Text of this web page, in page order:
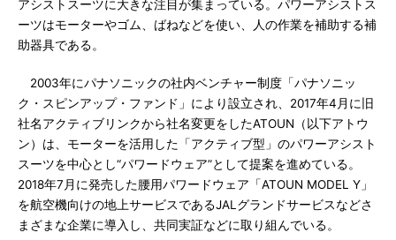
アシストスーツに大きな注目が集まっている。パワーアシストス
ーツはモーターやゴム、ばねなどを使い、人の作業を補助する補
助器具である。
2003年にパナソニックの社内ベンチャー制度「パナソニッ
ク・スピンアップ・ファンド」により設立され、2017年4月に旧
社名アクティブリンクから社名変更をしたATOUN（以下アトウ
ン）は、モーターを活用した「アクティブ型」のパワーアシスト
スーツを中心とし“パワードウェア”として提案を進めている。
2018年7月に発売した腰用パワードウェア「ATOUN MODEL Y」
を航空機向けの地上サービスであるJALグランドサービスなどさ
まざまな企業に導入し、共同実証などに取り組んでいる。